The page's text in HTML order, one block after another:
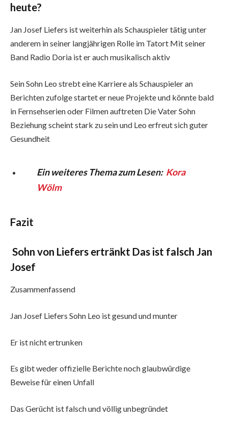
heute?
Jan Josef Liefers ist weiterhin als Schauspieler tätig unter
anderem in seiner langjährigen Rolle im Tatort Mit seiner
Band Radio Doria ist er auch musikalisch aktiv
Sein Sohn Leo strebt eine Karriere als Schauspieler an
Berichten zufolge startet er neue Projekte und könnte bald
in Fernsehserien oder Filmen auftreten Die Vater Sohn
Beziehung scheint stark zu sein und Leo erfreut sich guter
Gesundheit
Ein weiteres Thema zum Lesen: Kora
Wölm
Fazit
Sohn von Liefers ertränkt Das ist falsch Jan
Josef
Zusammenfassend
Jan Josef Liefers Sohn Leo ist gesund und munter
Er ist nicht ertrunken
Es gibt weder offizielle Berichte noch glaubwürdige
Beweise für einen Unfall
Das Gerücht ist falsch und völlig unbegründet